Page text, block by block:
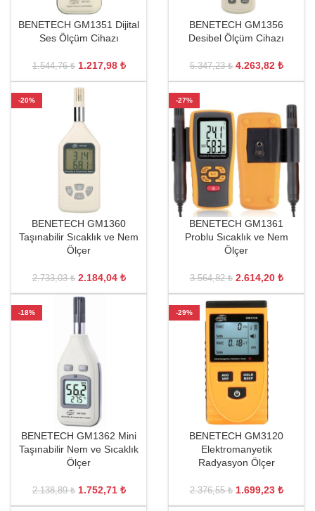
BENETECH GM1351 Dijital
Ses Ölçüm Cihazı
1.544,76₺ 1.217,98 ₺
BENETECH GM1356
Desibel Ölçüm Cihazı
5.347,23₺ 4.263,82 ₺
-20%
BENETECH GM1360
Taşınabilir Sıcaklık ve Nem
Ölçer
2.733,03₺ 2.184,04 ₺
-27%
BENETECH GM1361
Problu Sıcaklık ve Nem
Ölçer
3.564,82₺ 2.614,20 ₺
-18%
BENETECH GM1362 Mini
Taşınabilir Nem ve Sıcaklık
Ölçer
2.138,89₺ 1.752,71 ₺
-29%
BENETECH GM3120
Elektromanyetik
Radyasyon Ölçer
2.376,55₺ 1.699,23 ₺